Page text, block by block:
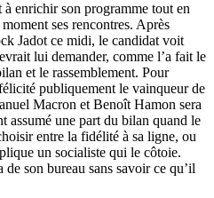
enrichir son programme tout en
ses rencontres. Après
Jadot ce midi, le candidat voit
lui demander, comme l’a fait le
et le rassemblement. Pour
publiquement le vainqueur de
Macron et Benoît Hamon sera
assumé une part du bilan quand le
entre la fidélité à sa ligne, ou
un socialiste qui le côtoie.
son bureau sans savoir ce qu’il